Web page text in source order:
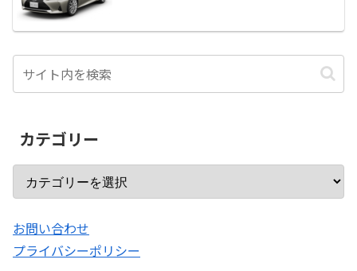
カテゴリー
お問い合わせ
プライバシーポリシー